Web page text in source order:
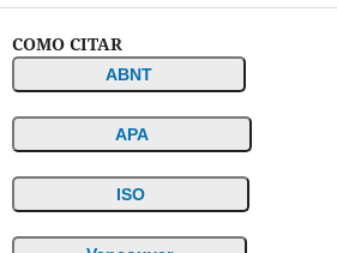
COMO CITAR
ABNT
APA
ISO